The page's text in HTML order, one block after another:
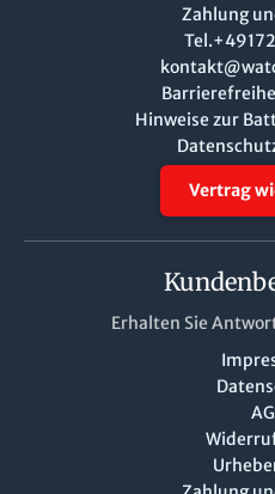
Zahlung
Hinweise zur
Vertrag
Erhalten Sie